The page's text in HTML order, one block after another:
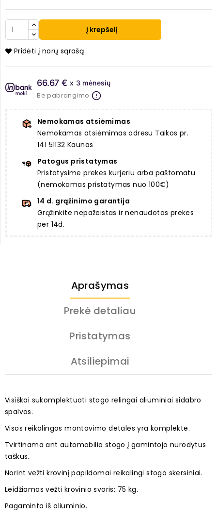
Į krepšelį
Pridėti į norų sąrašą
66.67 € x 3 mėnesių
Be pabrangimo
Nemokamas atsiėmimas
Nemokamas atsiėmimas adresu Taikos pr.
141 51132 Kaunas
Patogus pristatymas
Pristatysime prekes kurjeriu arba paštomatu
(nemokamas pristatymas nuo 100€)
14 d. grąžinimo garantija
Grąžinkite nepažeistas ir nenaudotas prekes
per 14d.
Aprašymas
Prekė detaliau
Pristatymas
Atsiliepimai
Visiškai sukomplektuoti stogo relingai aliuminiai sidabro
spalvos.
Visos reikalingos montavimo detalės yra komplekte.
Tvirtinama ant automobilio stogo į gamintojo nurodytus
taškus.
Norint vežti krovinį papildomai reikalingi stogo skersiniai.
Leidžiamas vežti krovinio svoris: 75 kg.
Pagaminta iš aliuminio.